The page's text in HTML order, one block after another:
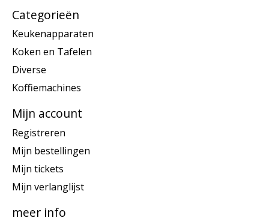
Categorieën
Keukenapparaten
Koken en Tafelen
Diverse
Koffiemachines
Mijn account
Registreren
Mijn bestellingen
Mijn tickets
Mijn verlanglijst
meer info